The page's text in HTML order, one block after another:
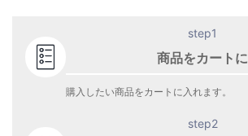
step1
商品をカートに
購入したい商品をカートに入れます。
step2